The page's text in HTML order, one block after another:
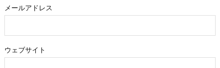
メールアドレス
ウェブサイト